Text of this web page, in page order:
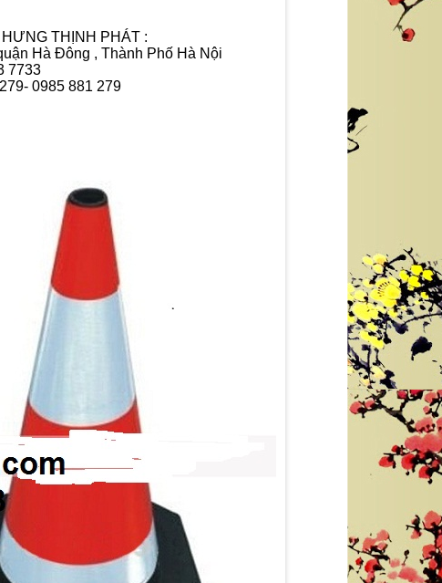
THỊNH PHÁT :
Hà Đông , Thành Phố Hà Nội
7733
0985 881 279